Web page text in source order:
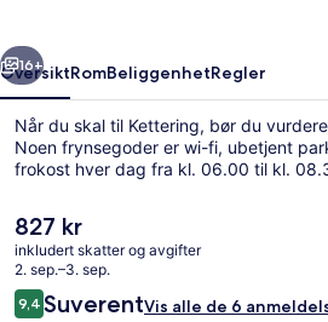
Neste
16+
OversiktRomBeliggenhetRegler
Når du skal til Kettering, bør du
Noen frynsegoder er wi-fi, ubetjent
frokost hver dag fra kl. 06.00 til kl.
Den
nåværende
prisen
er
827 kr
827 kr
inkludert skatter og avgifter
2. sep.–3. sep.
Anmeldelser
9,49,4 av 10 –
SuverentVis alle de 6